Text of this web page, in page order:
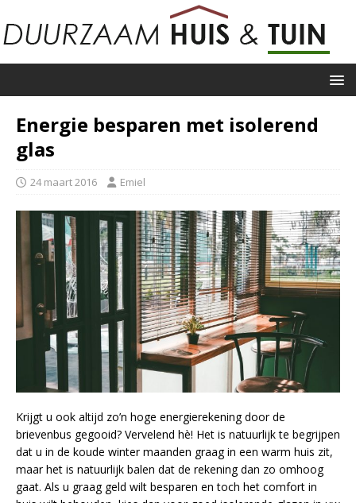
Energie besparen met isolerend
glas
24 maart 2016 Emiel
Krijgt u ook altijd zo’n hoge energierekening door de
brievenbus gegooid? Vervelend hè! Het is natuurlijk te begrijpen
dat u in de koude winter maanden graag in een warm huis zit,
maar het is natuurlijk balen dat de rekening dan zo omhoog
gaat. Als u graag geld wilt besparen en toch het comfort in